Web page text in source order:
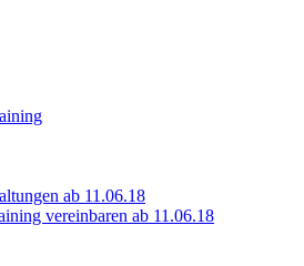
ab 11.06.18
vereinbaren ab 11.06.18